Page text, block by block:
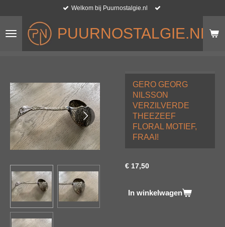
naar
hoofdinhoud
PUURNOSTALGIE.NL
Welkom bij Puurnostalgie.nl
GERO GEORG
NILSSON
VERZILVERDE
THEEZEEF
FLORAL MOTIEF,
FRAAI!
€ 17,50
In winkelwagen